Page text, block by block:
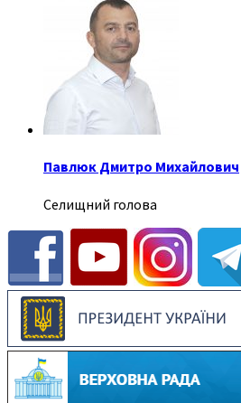
Павлюк Дмитро Михайлович
Селищний голова